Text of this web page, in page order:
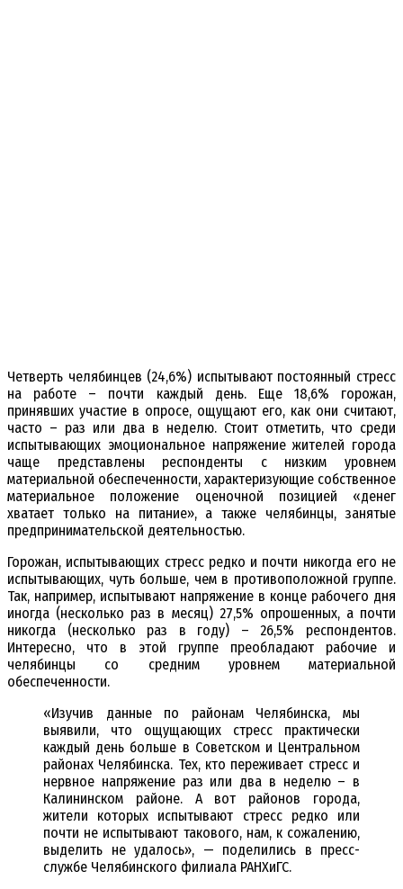
Четверть челябинцев (24,6%) испытывают постоянный стресс
на работе – почти каждый день. Еще 18,6% горожан,
принявших участие в опросе, ощущают его, как они считают,
часто – раз или два в неделю. Стоит отметить, что среди
испытывающих эмоциональное напряжение жителей города
чаще представлены респонденты с низким уровнем
материальной обеспеченности, характеризующие собственное
материальное положение оценочной позицией «денег
хватает только на питание», а также челябинцы, занятые
предпринимательской деятельностью.
Горожан, испытывающих стресс редко и почти никогда его не
испытывающих, чуть больше, чем в противоположной группе.
Так, например, испытывают напряжение в конце рабочего дня
иногда (несколько раз в месяц) 27,5% опрошенных, а почти
никогда (несколько раз в году) – 26,5% респондентов.
Интересно, что в этой группе преобладают рабочие и
челябинцы со средним уровнем материальной
обеспеченности.
«Изучив данные по районам Челябинска, мы
выявили, что ощущающих стресс практически
каждый день больше в Советском и Центральном
районах Челябинска. Тех, кто переживает стресс и
нервное напряжение раз или два в неделю – в
Калининском районе. А вот районов города,
жители которых испытывают стресс редко или
почти не испытывают такового, нам, к сожалению,
выделить не удалось», — поделились в пресс-
службе Челябинского филиала РАНХиГС.